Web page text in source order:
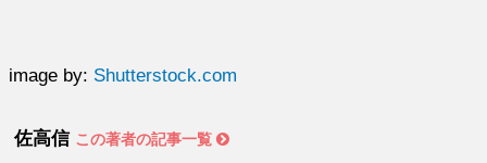
image by: Shutterstock.com
佐高信 この著者の記事一覧